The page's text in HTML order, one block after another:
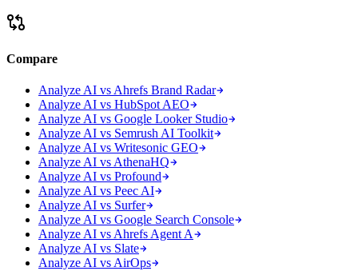
Compare
Analyze AI vs Ahrefs Brand Radar
Analyze AI vs HubSpot AEO
Analyze AI vs Google Looker Studio
Analyze AI vs Semrush AI Toolkit
Analyze AI vs Writesonic GEO
Analyze AI vs AthenaHQ
Analyze AI vs Profound
Analyze AI vs Peec AI
Analyze AI vs Surfer
Analyze AI vs Google Search Console
Analyze AI vs Ahrefs Agent A
Analyze AI vs Slate
Analyze AI vs AirOps